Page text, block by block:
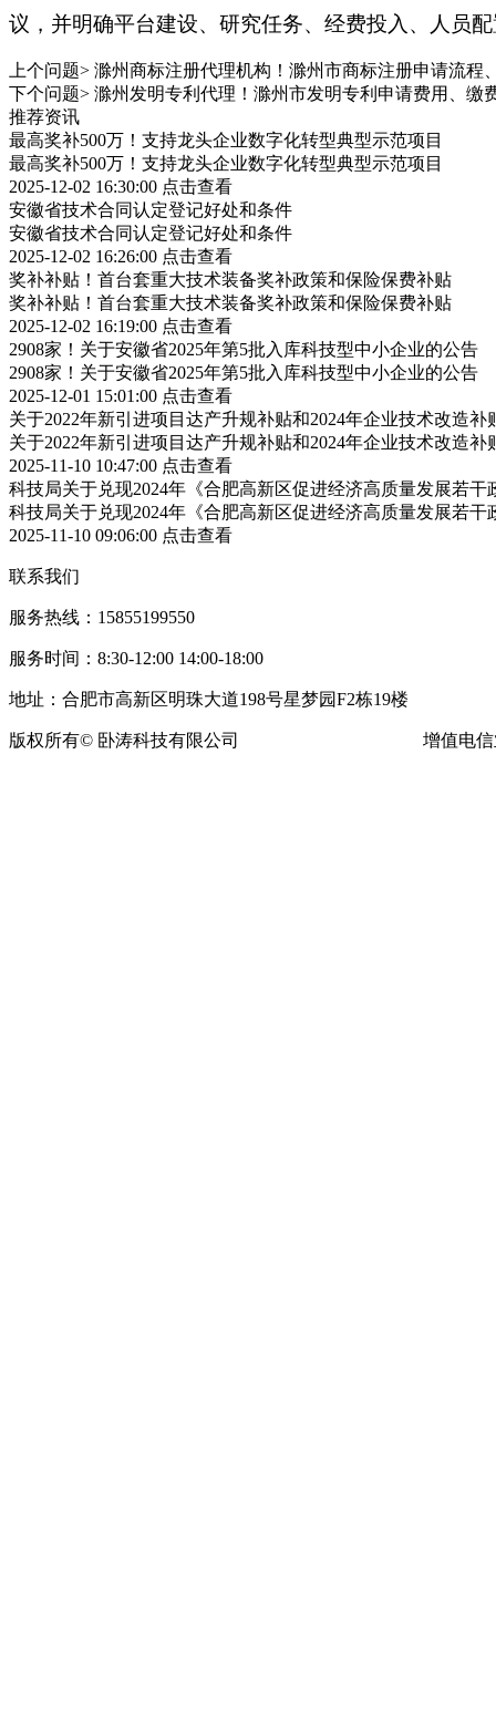
议，并明确平台建设、研究任务、经费投入、人员
上个问题> 滁州商标注册代理机构！滁州市商标注册申请流程
下个问题> 滁州发明专利代理！滁州市发明专利申请费用、缴
推荐资讯
最高奖补500万！支持龙头企业数字化转型典型示范项目
最高奖补500万！支持龙头企业数字化转型典型示范项目
2025-12-02 16:30:00 点击查看
安徽省技术合同认定登记好处和条件
安徽省技术合同认定登记好处和条件
2025-12-02 16:26:00 点击查看
奖补补贴！首台套重大技术装备奖补政策和保险保费补贴
奖补补贴！首台套重大技术装备奖补政策和保险保费补贴
2025-12-02 16:19:00 点击查看
2908家！关于安徽省2025年第5批入库科技型中小企业的公告
2908家！关于安徽省2025年第5批入库科技型中小企业的公告
2025-12-01 15:01:00 点击查看
关于2022年新引进项目达产升规补贴和2024年企业技术改造
关于2022年新引进项目达产升规补贴和2024年企业技术改造
2025-11-10 10:47:00 点击查看
科技局关于兑现2024年《合肥高新区促进经济高质量发展若
科技局关于兑现2024年《合肥高新区促进经济高质量发展若
2025-11-10 09:06:00 点击查看
联系我们
服务热线：15855199550
服务时间：8:30-12:00 14:00-18:00
地址：合肥市高新区明珠大道198号星梦园F2栋19楼
版权所有© 卧涛科技有限公司 增值电